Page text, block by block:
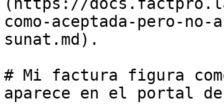
como-aceptada-pero-
sunat.md).
# Mi factura figura
aparece en el portal de